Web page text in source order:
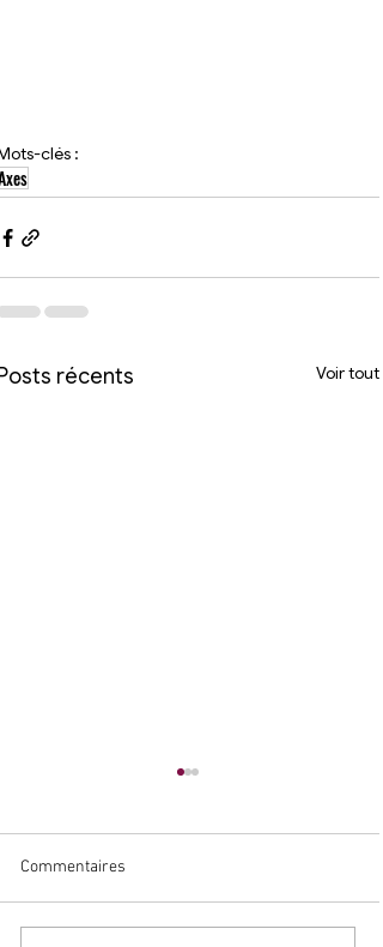
clés :
récents Voir tout
Commentaires